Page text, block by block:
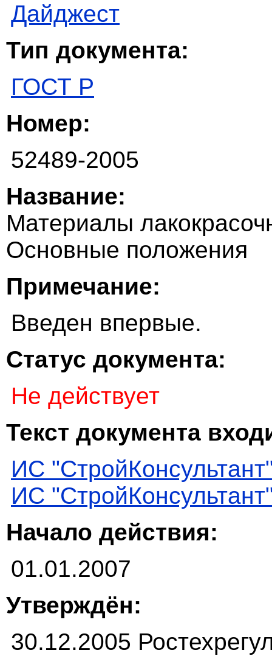
Дайджест
Тип документа:
ГОСТ Р
Номер:
52489-2005
Название:
Материалы
Основные положения
Примечание:
Введен впервые.
Статус документа:
Не действует
Текст документа
ИС
ИС
Начало действия:
01.01.2007
Утверждён:
30.12.2005